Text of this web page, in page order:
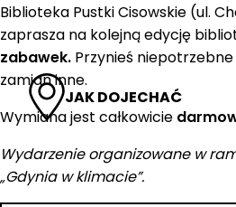
JAK DOJECHAĆ
Biblioteka Pustki Cisowskie (ul.
zaprasza na kolejną edycję
zabawek. Przynieś
zamian inne.
Wymiana jest całkowicie
Wydarzenie organizowane w
„Gdynia w klimacie”.